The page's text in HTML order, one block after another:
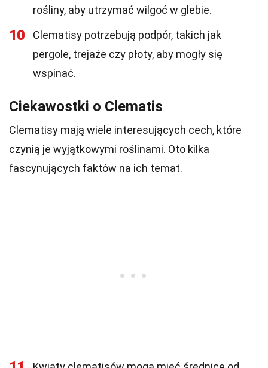
rośliny, aby utrzymać wilgoć w glebie.
10
Clematisy potrzebują podpór, takich jak
pergole, trejaże czy płoty, aby mogły się
wspinać.
Ciekawostki o Clematis
Clematisy mają wiele interesujących cech, które
czynią je wyjątkowymi roślinami. Oto kilka
fascynujących faktów na ich temat.